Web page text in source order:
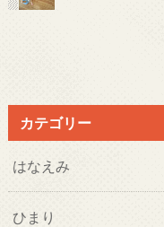
カテゴリー
はなえみ
ひまり